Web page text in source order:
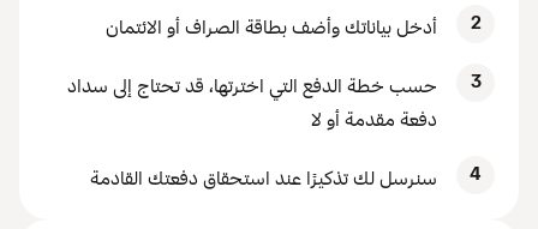
2 أدخل بياناتك وأضف بطاقة الصراف أو الائتمان
3
حسب خطة الدفع التي اخترتها، قد تحتاج إلى سداد
دفعة مقدمة أو لا
4 سنرسل لك تذكيرًا عند استحقاق دفعتك القادمة